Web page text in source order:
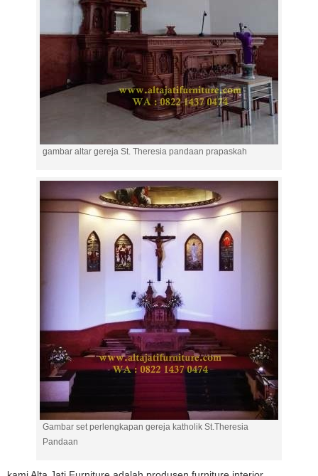
gambar altar gereja St. Theresia pandaan prapaskah
Gambar set perlengkapan gereja katholik St.Theresia
Pandaan